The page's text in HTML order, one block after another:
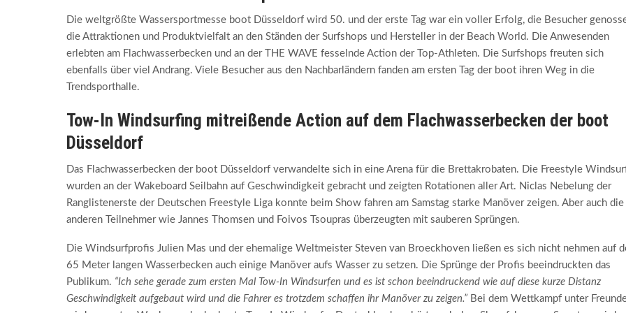
Die weltgrößte Wassersportmesse boot Düsseldorf wird 50. und der erste Tag war ein voller Erfolg, die Besucher
die Attraktionen und Produktvielfalt an den Ständen der Surfshops und Hersteller in der Beach World. Die Anwesenden
erlebten am Flachwasserbecken und an der THE WAVE fesselnde Action der Top-Athleten. Die Surfshops freuten sich
ebenfalls über viel Andrang. Viele Besucher aus den Nachbarländern fanden am ersten Tag der boot ihren Weg in die
Trendsporthalle.
Tow-In Windsurfing mitreißende Action auf dem Flachwasserbecken der boot
Düsseldorf
Das Flachwasserbecken der boot Düsseldorf verwandelte sich in eine Arena für die Brettakrobaten. Die Freestyle
wurden an der Wakeboard Seilbahn auf Geschwindigkeit gebracht und zeigten Rotationen aller Art. Niclas Nebelung der
Ranglistenerste der Deutschen Freestyle Liga konnte beim Show fahren am Samstag starke Manöver zeigen. Aber auch die
anderen Teilnehmer wie Jannes Thomsen und Foivos Tsoupras überzeugten mit sauberen Sprüngen.
Die Windsurfprofis Julien Mas und der ehemalige Weltmeister Steven van Broeckhoven ließen es sich nicht nehmen auf
65 Meter langen Wasserbecken auch einige Manöver aufs Wasser zu setzen. Die Sprünge der Profis beeindruckten das
Publikum. “Ich sehe gerade zum ersten Mal Tow-In Windsurfen und es ist schon beeindruckend wie auf diese kurze Distanz
Geschwindigkeit aufgebaut wird und die Fahrer es trotzdem schaffen ihr Manöver zu zeigen.” Bei dem Wettkampf unter